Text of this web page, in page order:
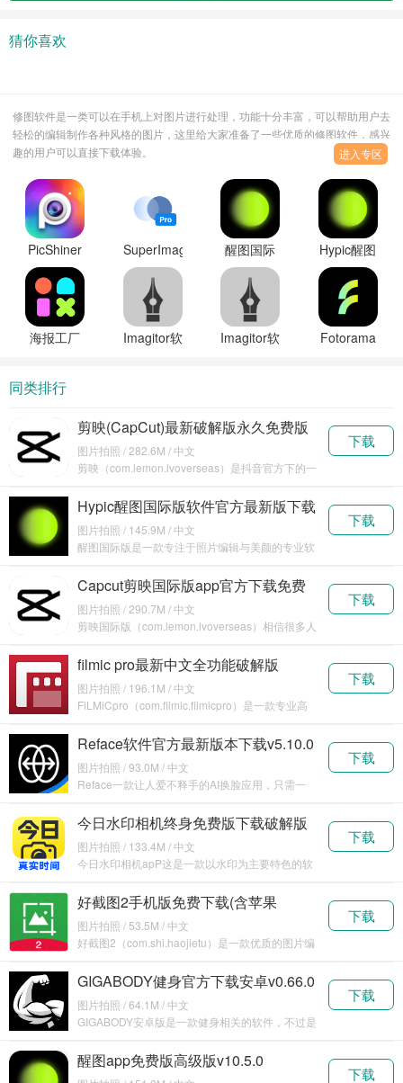
猜你喜欢
修图软件是一类可以在手机上对图片进行处理，功能十分丰富，可以帮助用户去
轻松的编辑制作各种风格的图片，这里给大家准备了一些优质的修图软件，感兴
趣的用户可以直接下载体验。
进入专区
PicShiner
软件官方
正版下载
SuperImage
Pro软件专
业版免费
下载
醒图国际
版(Hypic)
软件高级
解锁版免
费下载
Hypic醒图
国际版软
件官方最
新版下载
海报工厂
名美图设
Imagitor软
Imagitor软
Fotorama
同类排行
剪映(CapCut)最新破解版永久免费版
下载v13.9.0
图片拍照 / 282.6M / 中文
剪映（com.lemon.lvoverseas）是抖音官方下的一
下载
Hypic醒图国际版软件官方最新版下载
v6.0.0
图片拍照 / 145.9M / 中文
醒图国际版是一款专注于照片编辑与美颜的专业软
下载
Capcut剪映国际版app官方下载免费
v13.8.0
图片拍照 / 290.7M / 中文
剪映国际版（com.lemon.lvoverseas）相信很多人
下载
filmic pro最新中文全功能破解版
v7.3.0
图片拍照 / 196.1M / 中文
FiLMiCpro（com.filmic.filmicpro）是一款专业高
下载
Reface软件官方最新版本下载v5.10.0
图片拍照 / 93.0M / 中文
Reface一款让人爱不释手的AI换脸应用，只需一
下载
今日水印相机终身免费版下载破解版
v3.0.192.1
图片拍照 / 133.4M / 中文
今日水印相机apP这是一款以水印为主要特色的软
下载
好截图2手机版免费下载(含苹果
版)v1.2.4
图片拍照 / 53.5M / 中文
好截图2（com.shi.haojietu）是一款优质的图片编
下载
GIGABODY健身官方下载安卓v0.66.0
图片拍照 / 64.1M / 中文
GIGABODY安卓版是一款健身相关的软件，不过是
下载
醒图app免费版高级版v10.5.0
下载